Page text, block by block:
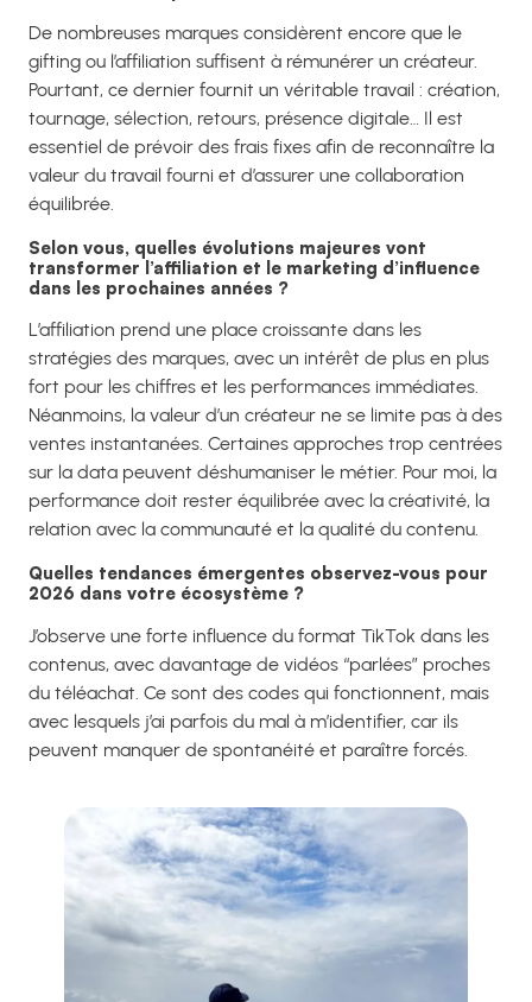
De nombreuses marques considèrent encore que le
gifting ou l’affiliation suffisent à rémunérer un créateur.
Pourtant, ce dernier fournit un véritable travail : création,
tournage, sélection, retours, présence digitale… Il est
essentiel de prévoir des frais fixes afin de reconnaître la
valeur du travail fourni et d’assurer une collaboration
équilibrée.
Selon vous, quelles évolutions majeures vont
transformer l’affiliation et le marketing d’influence
dans les prochaines années ?
L’affiliation prend une place croissante dans les
stratégies des marques, avec un intérêt de plus en plus
fort pour les chiffres et les performances immédiates.
Néanmoins, la valeur d’un créateur ne se limite pas à des
ventes instantanées. Certaines approches trop centrées
sur la data peuvent déshumaniser le métier. Pour moi, la
performance doit rester équilibrée avec la créativité, la
relation avec la communauté et la qualité du contenu.
Quelles tendances émergentes observez-vous pour
2026 dans votre écosystème ?
J’observe une forte influence du format TikTok dans les
contenus, avec davantage de vidéos “parlées” proches
du téléachat. Ce sont des codes qui fonctionnent, mais
avec lesquels j’ai parfois du mal à m’identifier, car ils
peuvent manquer de spontanéité et paraître forcés.